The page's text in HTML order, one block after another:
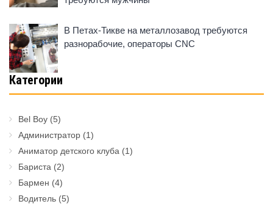
В Петах-Тикве на металлозавод требуются
разнорабочие, операторы CNC
Категории
Bel Boy (5)
Администратор (1)
Аниматор детского клуба (1)
Бариста (2)
Бармен (4)
Водитель (5)